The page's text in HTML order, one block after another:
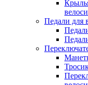
Педали для